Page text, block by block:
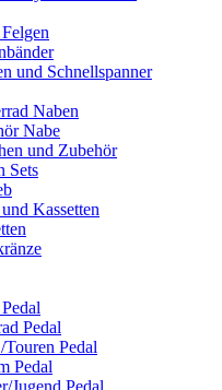
und Schnellspanner
Naben
Nabe
und Zubehör
Sets
Kassetten
Pedal
Touren Pedal
Pedal
Jugend Pedal